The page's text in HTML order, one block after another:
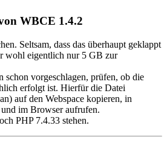
WBCE 1.4.2
Seltsam, dass das überhaupt geklappt
wohl eigentlich nur 5 GB zur
schon vorgeschlagen, prüfen, ob die
erfolgt ist. Hierfür die Datei
auf den Webspace kopieren, in
im Browser aufrufen.
PHP 7.4.33 stehen.